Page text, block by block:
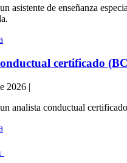
asistente de enseñanza
certificado
2026 |
analista conductual